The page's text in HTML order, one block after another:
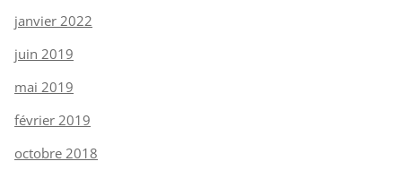
janvier 2022
juin 2019
mai 2019
février 2019
octobre 2018